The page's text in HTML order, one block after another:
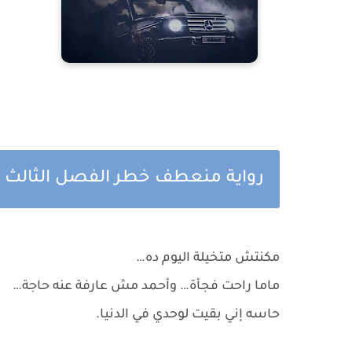
رواية منعطف خطر الفصل الثالث و
مكنتش متخيلة اليوم ده…
ماما راحت فجأة… وأحمد مش عارفة عنه حاجة…
حاسه إني بقيت لوحدي في الدنيا.